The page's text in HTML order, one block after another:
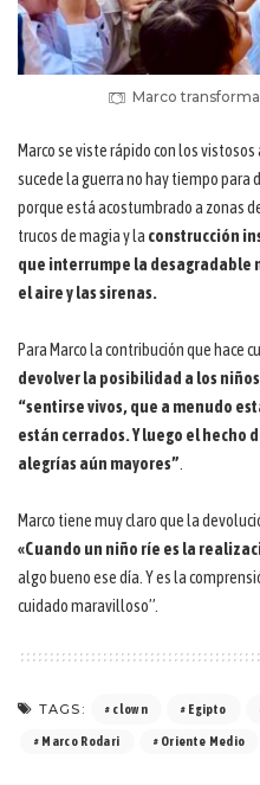
Marco
Marco se viste rápido con los
sucede la guerra no hay tiempo
porque está acostumbrado a zonas
trucos de magia y la construcción
que interrumpe la desagradable
el aire y las sirenas.
Para Marco la contribución que hace
devolver la posibilidad a los
“sentirse vivos, que a menudo
están cerrados. Y luego el hecho
alegrías aún mayores”.
Marco tiene muy claro que la
«Cuando un niño ríe es la
algo bueno ese día. Y es la
cuidado maravilloso”.
TAGS: clown Egipto
Marco Rodari Oriente Medio